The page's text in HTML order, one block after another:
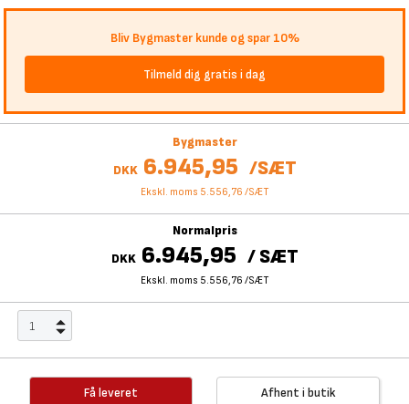
Bliv Bygmaster kunde og spar 10%
Tilmeld dig gratis i dag
Bygmaster
DKK 6.945,95 /SÆT
Ekskl. moms 5.556,76 /SÆT
Normalpris
DKK 6.945,95 / SÆT
Ekskl. moms 5.556,76 /SÆT
Få leveret Afhent i butik